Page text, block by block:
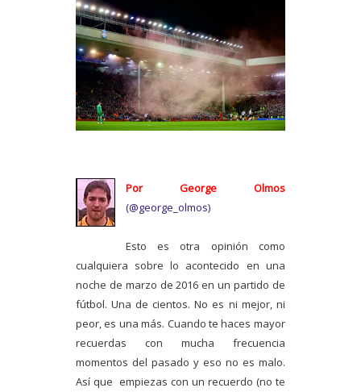
Por George Olmos
(@george_olmos)
Esto es otra opinión como
cualquiera sobre lo acontecido en una
noche de marzo de 2016 en un partido de
fútbol. Una de cientos. No es ni mejor, ni
peor, es una más. Cuando te haces mayor
recuerdas con mucha frecuencia
momentos del pasado y eso no es malo.
Así que empiezas con un recuerdo (no te